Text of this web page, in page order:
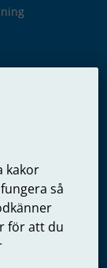
kakor
så
för att du
statlig